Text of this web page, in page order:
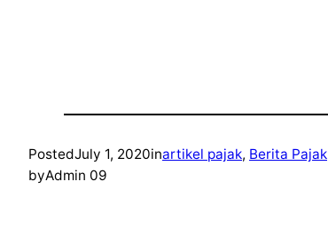
PostedJuly 1, 2020inartikel pajak, Berita Pajak
byAdmin 09